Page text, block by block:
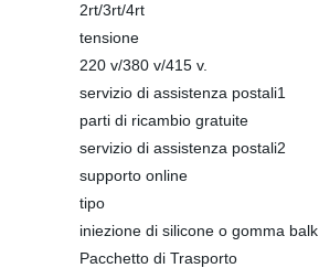
2rt/3rt/4rt
tensione
220 v/380 v/415 v.
servizio di assistenza postali1
parti di ricambio gratuite
servizio di assistenza postali2
supporto online
tipo
iniezione di silicone o gomma balk
Pacchetto di Trasporto